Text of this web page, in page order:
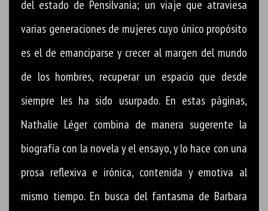
del estado de Pensilvania; un viaje que atraviesa
varias generaciones de mujeres cuyo único propósito
es el de emanciparse y crecer al margen del mundo
de los hombres, recuperar un espacio que desde
siempre les ha sido usurpado. En estas páginas,
Nathalie Léger combina de manera sugerente la
biografía con la novela y el ensayo, y lo hace con una
prosa reflexiva e irónica, contenida y emotiva al
mismo tiempo. En busca del fantasma de Barbara